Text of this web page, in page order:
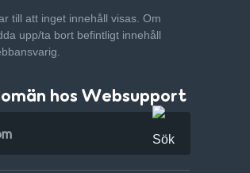
till att inget innehåll visas. Om
upp/ta bort befintligt innehåll
hos Websupport